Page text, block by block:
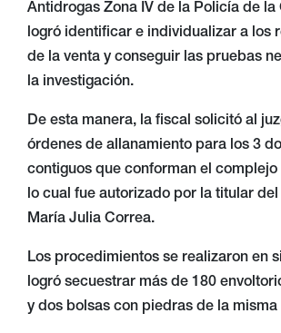
Antidrogas Zona IV de la Policía de la
logró identificar e individualizar a los
de la venta y conseguir las pruebas
la investigación.
De esta manera, la fiscal solicitó al
órdenes de allanamiento para los 3
contiguos que conforman el
lo cual fue autorizado por la titular
María Julia Correa.
Los procedimientos se realizaron en
logró secuestrar más de 180
y dos bolsas con piedras de la misma